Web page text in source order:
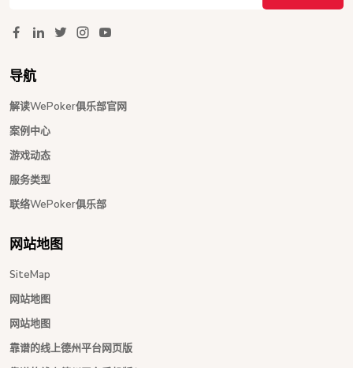
导航
解读WePoker俱乐部官网
案例中心
游戏动态
服务类型
联络WePoker俱乐部
网站地图
SiteMap
网站地图
网站地图
靠谱的线上德州平台网页版